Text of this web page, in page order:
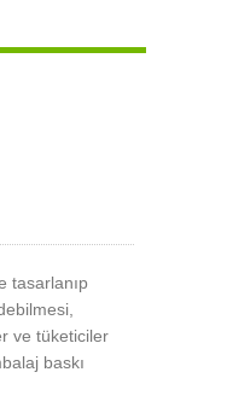
tasarlanıp
ve tüketiciler
baskı